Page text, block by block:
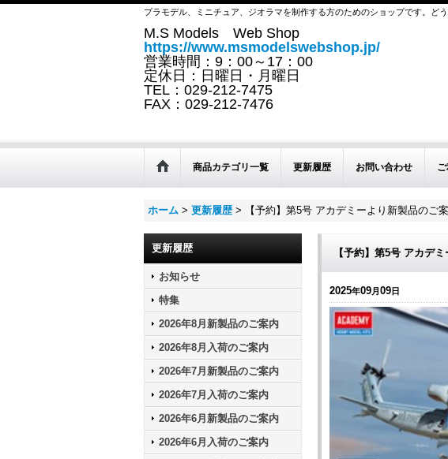
プラモデル、ミニチュア、ジオラマを制作する方のためのショップです。ど
M.S Models Web Shop
https://www.msmodelswebshop.jp/
営業時間：9：00～17：00
定休日：日曜日・月曜日
TEL：029-212-7475
FAX：029-212-7476
商品カテゴリ一覧 更新履歴 お問い合わせ
ホーム > 更新履歴 > 【予約】第5号 アカデミーより新製品のご
更新履歴
お知らせ
特集
2026年8月新製品のご案内
2026年8月入荷のご案内
2026年7月新製品のご案内
2026年7月入荷のご案内
2026年6月新製品のご案内
2026年6月入荷のご案内
【予約】第5号 アカデ
2025年09月09日